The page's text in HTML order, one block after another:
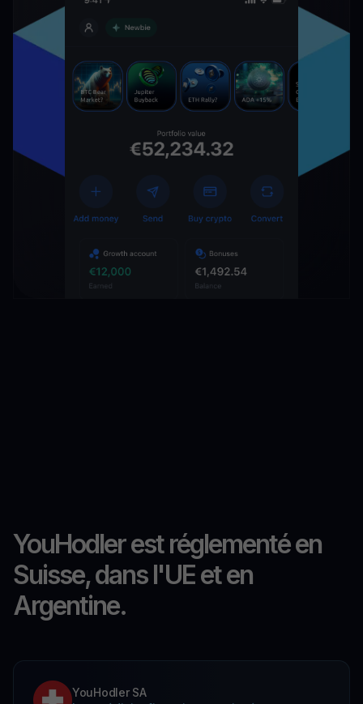
YouHodler est réglementé en
Suisse, dans l'UE et en
Argentine.
YouHodler SA